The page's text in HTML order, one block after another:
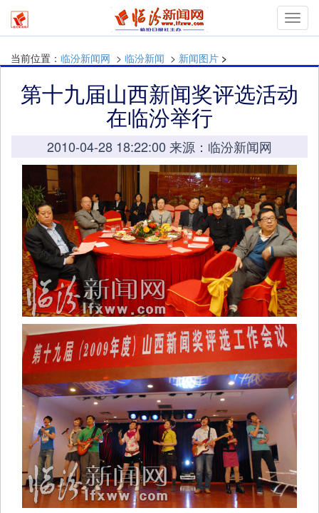
当前位置： 临汾新闻网 > 临汾新闻 > 新闻图片 >
第十九届山西新闻奖评选活动
在临汾举行
2010-04-28 18:22:00 来源：临汾新闻网